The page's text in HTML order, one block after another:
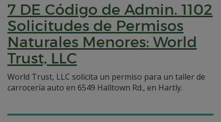
7 DE Código de Admin. 1102
Solicitudes de Permisos
Naturales Menores: World
Trust, LLC
World Trust, LLC solicita un permiso para un taller de
carrocería auto en 6549 Halltown Rd., en Hartly.